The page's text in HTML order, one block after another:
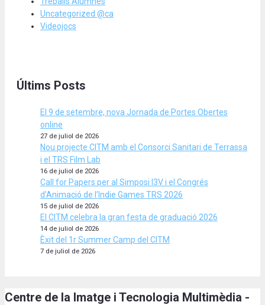
Uncategorized @ca
Videojocs
Últims Posts
El 9 de setembre, nova Jornada de Portes Obertes
online
27 de juliol de 2026
Nou projecte CITM amb el Consorci Sanitari de Terrassa
i el TRS Film Lab
16 de juliol de 2026
Call for Papers per al Simposi I3V i el Congrés
d’Animació de l’Indie Games TRS 2026
15 de juliol de 2026
El CITM celebra la gran festa de graduació 2026
14 de juliol de 2026
Èxit del 1r Summer Camp del CITM
7 de juliol de 2026
Centre de la Imatge i Tecnologia Multimèdia -